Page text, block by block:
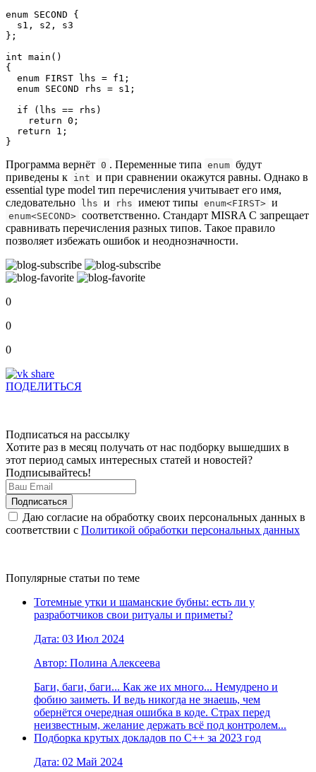
enum SECOND {
  s1, s2, s3
};
int main()
{
  enum FIRST lhs = f1;
  enum SECOND rhs = s1;
  if (lhs == rhs)
    return 0;
  return 1;
}
Программа вернёт 0 . Переменные типа enum будут
приведены к int и при сравнении окажутся равны. Однако в
essential type model тип перечисления учитывает его имя,
следовательно lhs и rhs имеют типы enum<FIRST> и
enum<SECOND> соответственно. Стандарт MISRA C запрещает
сравнивать перечисления разных типов. Такое правило
позволяет избежать ошибок и неоднозначности.
0
0
0
ПОДЕЛИТЬСЯ
Подписаться на рассылку
Хотите раз в месяц получать от нас подборку вышедших в
этот период самых интересных статей и новостей?
Подписывайтесь!
Даю согласие на обработку своих персональных данных в
соответствии с Политикой обработки персональных данных
Популярные статьи по теме
Тотемные утки и шаманские бубны: есть ли у
разработчиков свои ритуалы и приметы?
Дата: 03 Июл 2024
Автор: Полина Алексеева
Баги, баги, баги... Как же их много... Немудрено и
фобию заиметь. И ведь никогда не знаешь, чем
обернётся очередная ошибка в коде. Страх перед
неизвестным, желание держать всё под контролем...
Подборка крутых докладов по С++ за 2023 год
Дата: 02 Май 2024